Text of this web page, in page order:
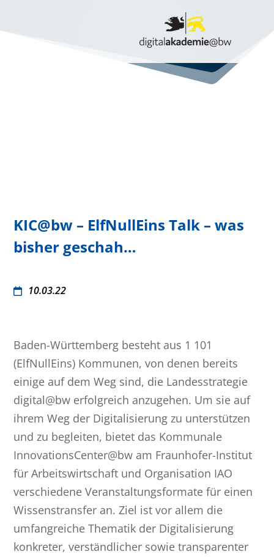
KIC@bw – ElfNullEins Talk – was
bisher geschah…
10.03.22
Baden-Württemberg besteht aus 1 101
(ElfNullEins) Kommunen, von denen bereits
einige auf dem Weg sind, die Landesstrategie
digital@bw erfolgreich anzugehen. Um sie auf
ihrem Weg der Digitalisierung zu unterstützen
und zu begleiten, bietet das Kommunale
InnovationsCenter@bw am Fraunhofer-Institut
für Arbeitswirtschaft und Organisation IAO
verschiedene Veranstaltungsformate für einen
Wissenstransfer an. Ziel ist vor allem die
umfangreiche Thematik der Digitalisierung
konkreter, verständlicher sowie transparenter